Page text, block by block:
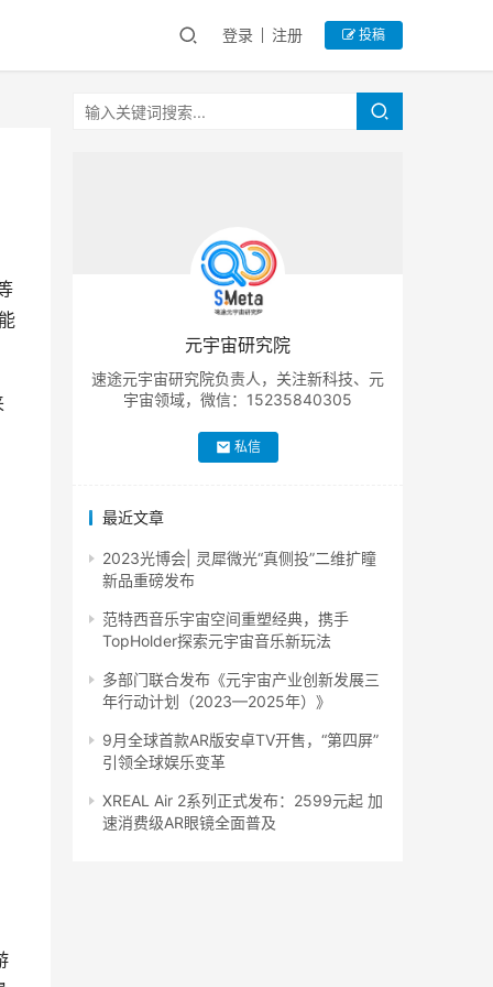
登录 注册 投稿
元宇宙研究院
速途元宇宙研究院负责人，关注新科技、元
宇宙领域，微信：15235840305
私信
最近文章
2023光博会| 灵犀微光“真侧投”二维扩瞳
新品重磅发布
范特西音乐宇宙空间重塑经典，携手
TopHolder探索元宇宙音乐新玩法
多部门联合发布《元宇宙产业创新发展三
年行动计划（2023—2025年）》
9月全球首款AR版安卓TV开售，“第四屏”
引领全球娱乐变革
XREAL Air 2系列正式发布：2599元起 加
速消费级AR眼镜全面普及